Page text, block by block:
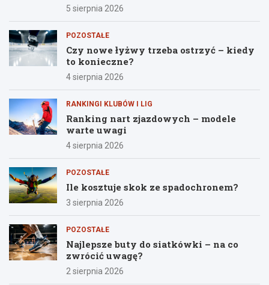
5 sierpnia 2026
POZOSTAŁE
Czy nowe łyżwy trzeba ostrzyć – kiedy
to konieczne?
4 sierpnia 2026
RANKINGI KLUBÓW I LIG
Ranking nart zjazdowych – modele
warte uwagi
4 sierpnia 2026
POZOSTAŁE
Ile kosztuje skok ze spadochronem?
3 sierpnia 2026
POZOSTAŁE
Najlepsze buty do siatkówki – na co
zwrócić uwagę?
2 sierpnia 2026